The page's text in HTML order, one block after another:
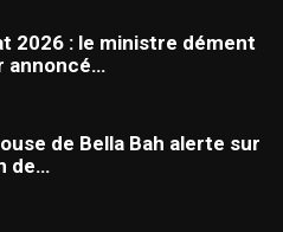
2026 : le ministre dément
annoncé…
de Bella Bah alerte sur
de…